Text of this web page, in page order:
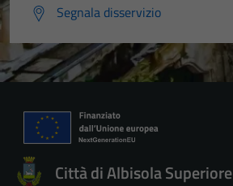
Segnala disservizio
Città di Albisola Superiore